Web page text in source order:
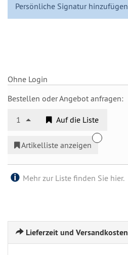
Persönliche Signatur hinzufügen
Ohne Login
Bestellen oder Angebot anfragen:
1 Auf die Liste
Artikelliste anzeigen
Mehr zur Liste finden Sie hier.
Lieferzeit und Versandkosten